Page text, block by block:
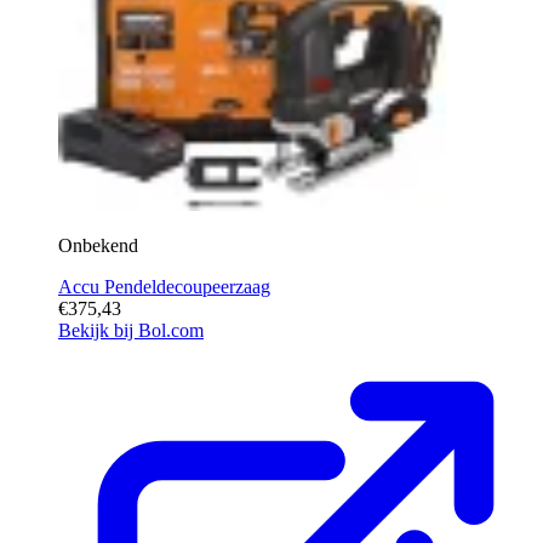
Onbekend
Accu Pendeldecoupeerzaag
€375,43
Bekijk bij Bol.com